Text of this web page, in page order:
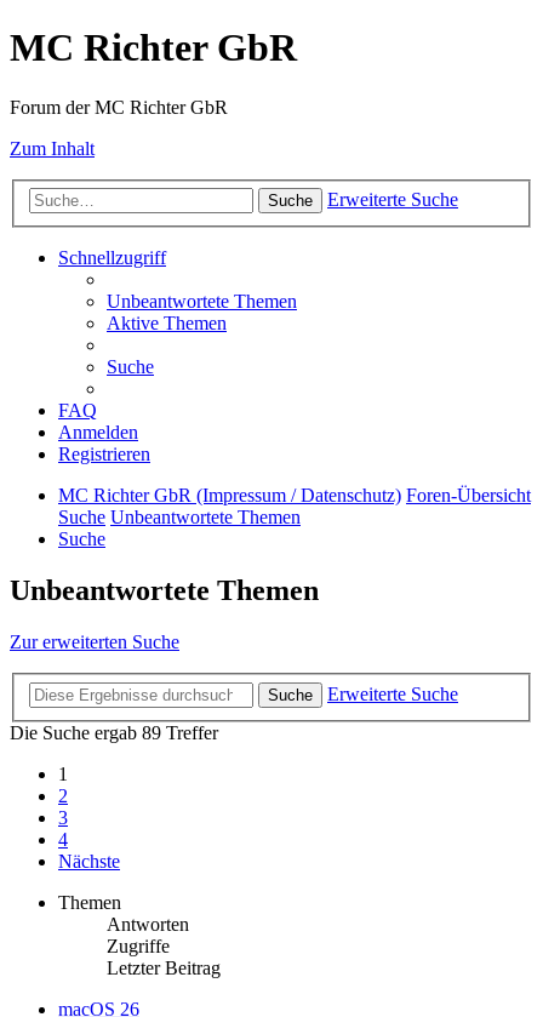
MC Richter GbR
Forum der MC Richter GbR
Zum Inhalt
Suche Erweiterte Suche
Schnellzugriff
Unbeantwortete Themen
Aktive Themen
Suche
FAQ
Anmelden
Registrieren
MC Richter GbR (Impressum / Datenschutz) Foren-Übersicht
Suche Unbeantwortete Themen
Suche
Unbeantwortete Themen
Zur erweiterten Suche
Suche
Erweiterte Suche
Die Suche ergab 89 Treffer
1
2
3
4
Nächste
Themen
Antworten
Zugriffe
Letzter Beitrag
macOS 26